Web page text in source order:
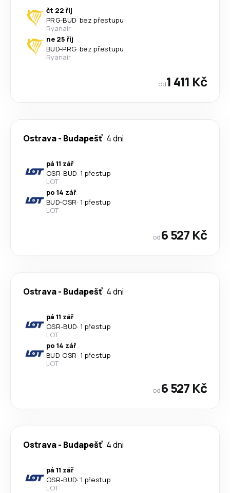
čt 22 říj
PRG-BUD· bez přestupu
Ryanair
ne 25 říj
BUD-PRG· bez přestupu
Ryanair
od1 411 Kč
Ostrava- Budapešť 4 dni
pá 11 zář
OSR-BUD· 1 přestup
LOT
po 14 zář
BUD-OSR· 1 přestup
LOT
od6 527 Kč
Ostrava- Budapešť 4 dni
pá 11 zář
OSR-BUD· 1 přestup
LOT
po 14 zář
BUD-OSR· 1 přestup
LOT
od6 527 Kč
Ostrava- Budapešť 4 dni
pá 11 zář
OSR-BUD· 1 přestup
LOT